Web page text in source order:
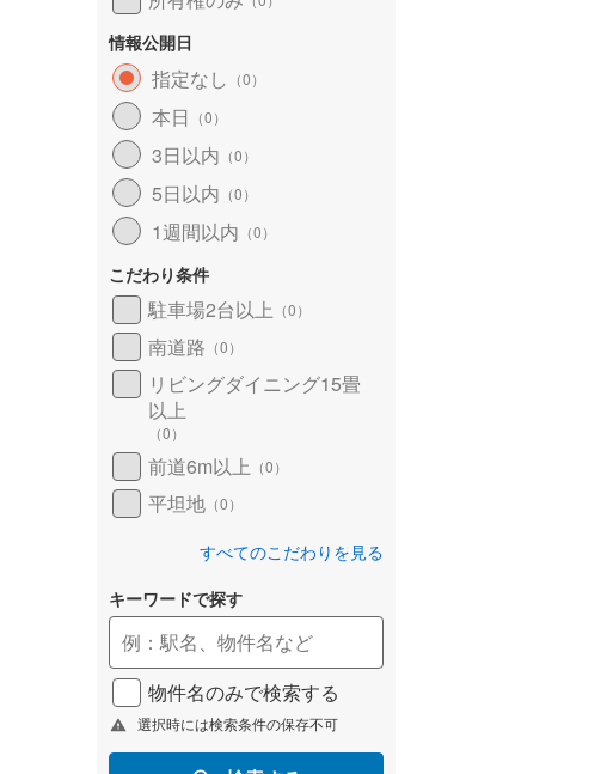
情報公開日
指定なし （0）
本日 （0）
3日以内 （0）
5日以内 （0）
1週間以内 （0）
こだわり条件
駐車場2台以上 （0）
南道路 （0）
リビングダイニング15畳
以上
（0）
前道6m以上 （0）
平坦地 （0）
すべてのこだわりを見る
キーワードで探す
物件名のみで検索する
選択時には検索条件の保存不可